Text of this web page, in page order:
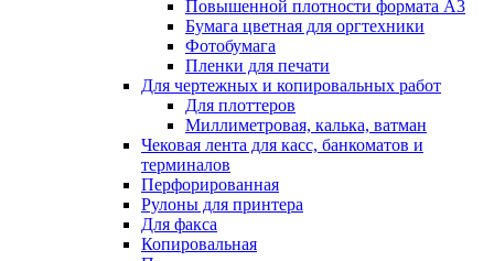
Повышенной плотности формата А3
Бумага цветная для оргтехники
Фотобумага
Пленки для печати
Для чертежных и копировальных работ
Для плоттеров
Миллиметровая, калька, ватман
Чековая лента для касс, банкоматов и
терминалов
Перфорированная
Рулоны для принтера
Для факса
Копировальная